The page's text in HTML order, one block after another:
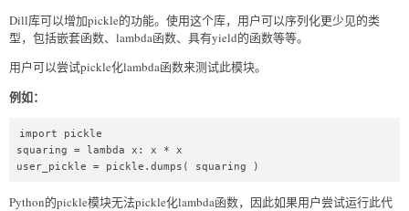
Dill库可以增加pickle的功能。使用这个库，用户可以序列化更少见的类
型，包括嵌套函数、lambda函数、具有yield的函数等等。
用户可以尝试pickle化lambda函数来测试此模块。
例如：
import pickle
squaring = lambda x: x * x
user_pickle = pickle.dumps( squaring )
Python的pickle模块无法pickle化lambda函数，因此如果用户尝试运行此代